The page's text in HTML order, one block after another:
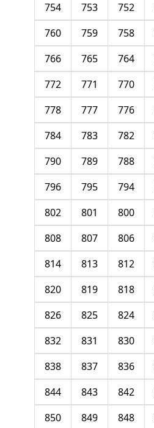
752
753
754
758
759
760
764
765
766
770
771
772
776
777
778
782
783
784
788
789
790
794
795
796
800
801
802
806
807
808
812
813
814
818
819
820
824
825
826
830
831
832
836
837
838
842
843
844
848
849
850